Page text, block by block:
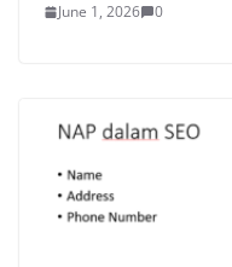
June 1, 2026 0